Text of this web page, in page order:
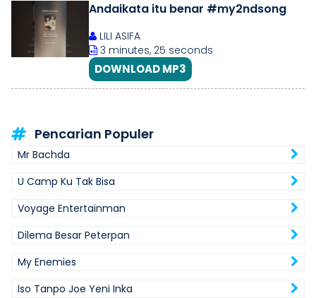
Andaikata itu benar #my2ndsong
LILI ASIFA
3 minutes, 25 seconds
DOWNLOAD MP3
Pencarian Populer
Mr Bachda
U Camp Ku Tak Bisa
Voyage Entertainman
Dilema Besar Peterpan
My Enemies
Iso Tanpo Joe Yeni Inka